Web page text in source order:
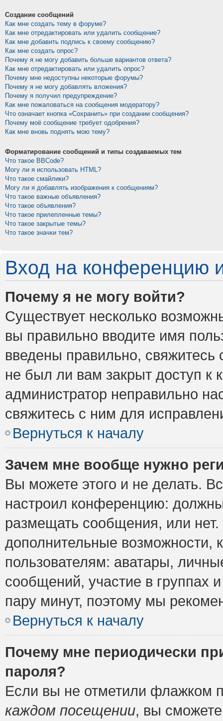
Создание сообщений
Как мне создать тему в форуме?
Как мне отредактировать или удалить сообщение?
Как мне добавить подпись к своему сообщению?
Как мне создать опрос?
Почему я не могу добавить больше вариантов ответа?
Как мне отредактировать или удалить опрос?
Почему мне недоступны некоторые форумы?
Почему я не могу добавлять вложения?
Почему я получил предупреждение?
Как мне пожаловаться на сообщения модератору?
Что означает кнопка «Сохранить» при создании сообщения?
Почему моё сообщение требует одобрения?
Как мне вновь поднять мою тему?
Форматирование сообщений и типы создаваемых тем
Что такое BBCode?
Могу ли я использовать HTML?
Что такое смайлики?
Могу ли я добавлять изображения к сообщениям?
Что такое важные объявления?
Что такое объявления?
Что такое прилепленные темы?
Что такое закрытые темы?
Что такое значки тем?
Вход на конференцию
Почему я не могу войти?
Существует несколько
вы правильно вводите имя
введены правильно,
не был ли вам закрыт доступ к
администратор неправильно
свяжитесь с ним для
Вернуться к началу
Зачем мне вообще нужно
Вы можете этого и не делать.
настроил конференцию:
размещать сообщения, или
дополнительные возможности,
пользователям: аватары,
сообщений, участие в группах
пару минут, поэтому мы
Вернуться к началу
Почему мне периодически
пароля?
Если вы не отметили флажком
каждом посещении, вы